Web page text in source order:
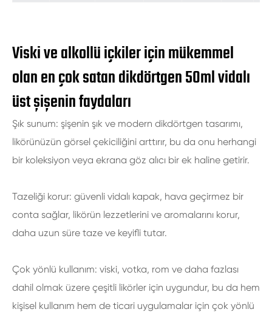
Viski ve alkollü içkiler için mükemmel
olan en çok satan dikdörtgen 50ml vidalı
üst şişenin faydaları
Şık sunum: şişenin şık ve modern dikdörtgen tasarımı,
likörünüzün görsel çekiciliğini arttırır, bu da onu herhangi
bir koleksiyon veya ekrana göz alıcı bir ek haline getirir.
Tazeliği korur: güvenli vidalı kapak, hava geçirmez bir
conta sağlar, likörün lezzetlerini ve aromalarını korur,
daha uzun süre taze ve keyifli tutar.
Çok yönlü kullanım: viski, votka, rom ve daha fazlası
dahil olmak üzere çeşitli likörler için uygundur, bu da hem
kişisel kullanım hem de ticari uygulamalar için çok yönlü